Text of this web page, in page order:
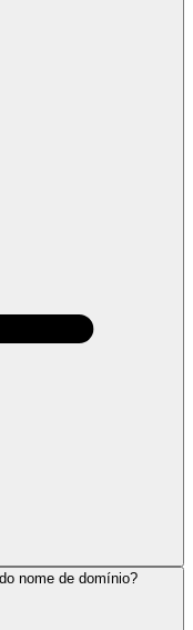
nome de domínio?